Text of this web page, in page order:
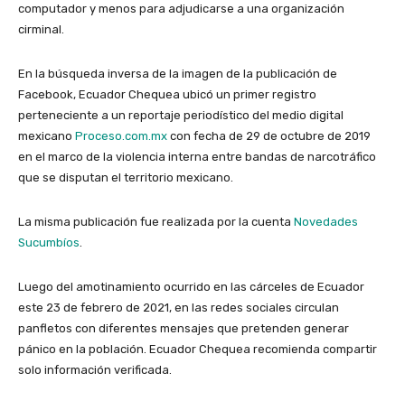
computador y menos para adjudicarse a una organización
cirminal.
En la búsqueda inversa de la imagen de la publicación de
Facebook, Ecuador Chequea ubicó un primer registro
perteneciente a un reportaje periodístico del medio digital
mexicano Proceso.com.mx con fecha de 29 de octubre de 2019
en el marco de la violencia interna entre bandas de narcotráfico
que se disputan el territorio mexicano.
La misma publicación fue realizada por la cuenta Novedades
Sucumbíos
Luego del amotinamiento ocurrido en las cárceles de Ecuador
este 23 de febrero de 2021, en las redes sociales circulan
panfletos con diferentes mensajes que pretenden generar
pánico en la población. Ecuador Chequea recomienda compartir
solo información verificada.